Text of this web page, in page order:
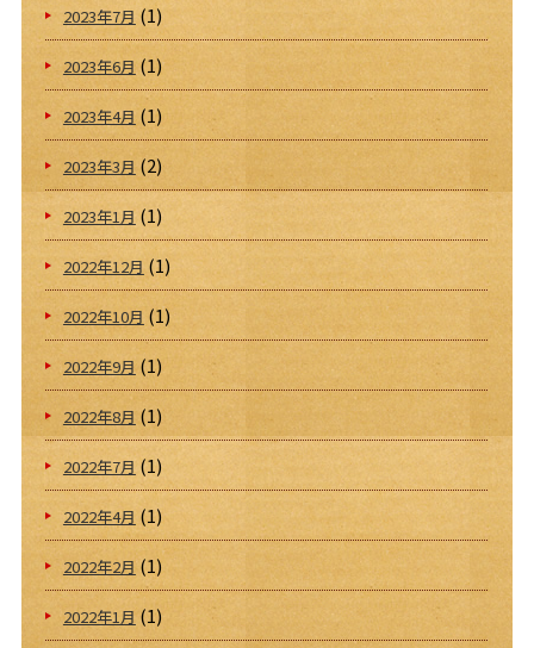
2023年7月 (1)
2023年6月(1)
2023年4月(1)
2023年3月 (2)
2023年1月(1)
2022年12月(1)
2022年10月 (1)
2022年9月(1)
2022年8月 (1)
2022年7月 (1)
2022年4月 (1)
2022年2月(1)
2022年1月 (1)